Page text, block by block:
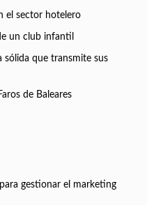
el sector hotelero
un club infantil
sólida que transmite sus
de Baleares
gestionar el marketing